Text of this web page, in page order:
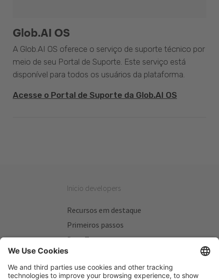
Glob.AI OS
A Glob.AI OS oferece o serviço de suporte técnico por
meio de seu Portal de Suporte. Este serviço está
disponível para todos os usuários da plataforma.
Acesse o Portal de Suporte da Glob.AI OS
Inicio developers
Recursos em destaque
Primeiros passos
Beta Testers
Meus Planos